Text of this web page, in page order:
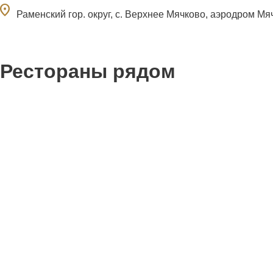
Раменский гор. округ, с. Верхнее Мячково, аэродром
Рестораны рядом